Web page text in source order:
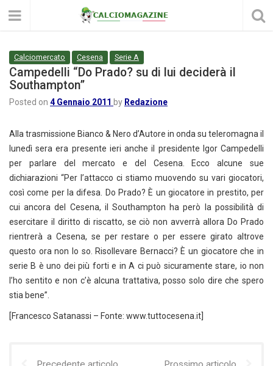
Calciomercato Cesena Serie A
Campedelli “Do Prado? su di lui deciderà il
Southampton”
Posted on 4 Gennaio 2011 by Redazione
Alla trasmissione Bianco & Nero d’Autore in onda su teleromagna il
lunedì sera era presente ieri anche il presidente Igor Campedelli
per parlare del mercato e del Cesena. Ecco alcune sue
dichiarazioni “Per l’attacco ci stiamo muovendo su vari giocatori,
così come per la difesa. Do Prado? È un giocatore in prestito, per
cui ancora del Cesena, il Southampton ha però la possibilità di
esercitare il diritto di riscatto, se ciò non avverrà allora Do Prado
rientrerà a Cesena, se per restare o per essere girato altrove
questo ora non lo so. Risollevare Bernacci? È un giocatore che in
serie B è uno dei più forti e in A ci può sicuramente stare, io non
l’ho sentito e non c’è alcuna trattativa, posso solo dire che spero
stia bene”.
[Francesco Satanassi – Fonte: www.tuttocesena.it]